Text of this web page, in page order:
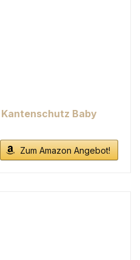
Baby
Zum Amazon Angebot!